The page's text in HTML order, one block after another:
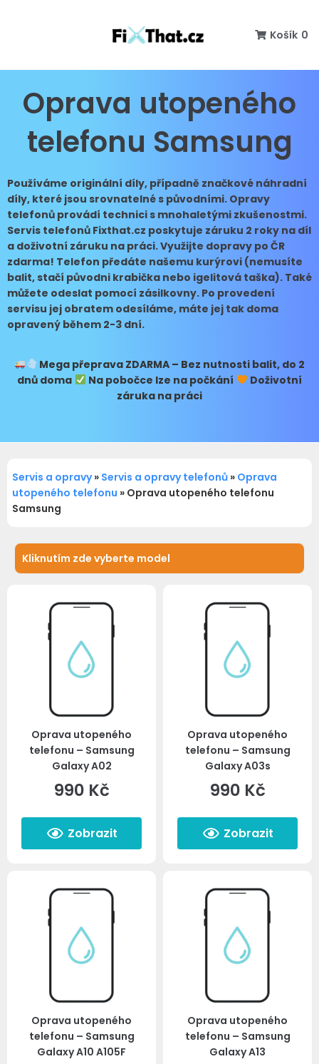
Košík 0
Oprava utopeného
telefonu Samsung
Používáme originální díly, případně značkové náhradní
díly, které jsou srovnatelné s původními. Opravy
telefonů provádí technici s mnohaletými zkušenostmi.
Servis telefonů Fixthat.cz poskytuje záruku 2 roky na díl
a doživotní záruku na práci. Využijte dopravy po ČR
zdarma! Telefon předáte našemu kurýrovi (nemusíte
balit, stačí původni krabička nebo igelitová taška). Také
můžete odeslat pomocí zásilkovny. Po provedení
servisu jej obratem odesíláme, máte jej tak doma
opravený během 2-3 dní.
Mega přepravaZDARMA – Bez nutnosti balit, do 2
dnů doma
Na pobočce lze na počkání
Doživotní
záruka na práci
Servis a opravy» Servis a opravy telefonů » Oprava
utopeného telefonu » Oprava utopeného telefonu
Samsung
Oprava utopeného
telefonu – Samsung
Galaxy A02
990 Kč
Zobrazit
Oprava utopeného
telefonu – Samsung
Galaxy A03s
990 Kč
Zobrazit
Oprava utopeného
telefonu – Samsung
Galaxy A10 A105F
Oprava utopeného
telefonu – Samsung
Galaxy A13